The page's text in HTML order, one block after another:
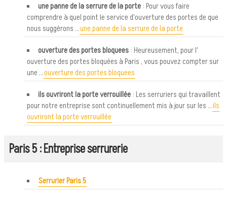
une panne de la serrure de la porte : Pour vous faire
comprendre à quel point le service d'ouverture des portes de que
nous suggérons ...une panne de la serrure de la porte
ouverture des portes bloquees : Heureusement, pour l'
ouverture des portes bloquées à Paris , vous pouvez compter sur
une ...ouverture des portes bloquees
ils ouvriront la porte verrouillée : Les serruriers qui travaillent
pour notre entreprise sont continuellement mis à jour sur les ...ils
ouvriront la porte verrouillée
Paris 5 : Entreprise serrurerie
Serrurier Paris 5